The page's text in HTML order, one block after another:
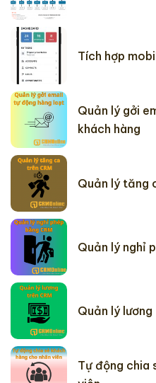
Tích hợp
Quản lý gởi
khách hàng
Quản lý tăng
Quản lý nghỉ
Quản lý lương
Tự động chia